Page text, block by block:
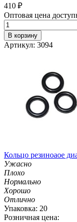
410 ₽
Оптовая цена
В корзину
Артикул: 3094
Кольцо резиноаое
Ужасно
Плохо
Нормально
Хорошо
Отлично
Упаковка: 20
Розничная цена: